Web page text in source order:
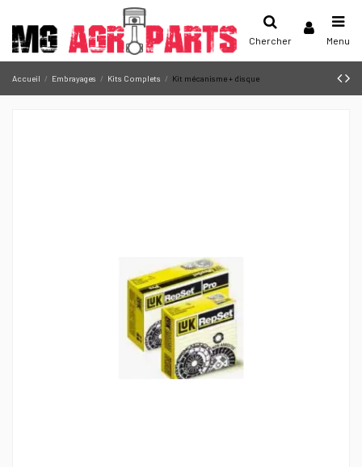
Chercher Menu
Accueil Embrayages Kits Complets Kit mécanisme + disque